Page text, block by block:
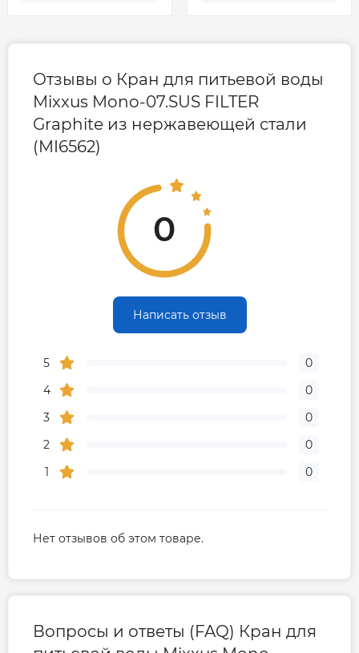
Страна бренда
Отзывы о Кран для питьевой воды
Mixxus Mono-07.SUS FILTER
Graphite из нержавеющей стали
(MI6562)
0
Написать отзыв
5
0
4
0
3
0
2
0
1
0
Нет отзывов об этом товаре.
Вопросы и ответы (FAQ) Кран для